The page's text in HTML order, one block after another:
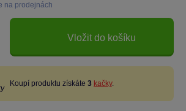
na prodejnách
Vložit do košíku
Koupí produktu získáte 3 kačky.